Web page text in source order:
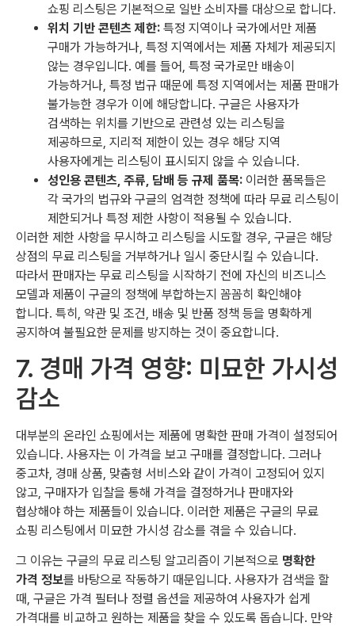
쇼핑 리스팅은 기본적으로 일반 소비자를 대상으로 합니다.
위치 기반 콘텐츠 제한: 특정 지역이나 국가에서만 제품
구매가 가능하거나, 특정 지역에서는 제품 자체가 제공되지
않는 경우입니다. 예를 들어, 특정 국가로만 배송이
가능하거나, 특정 법규 때문에 특정 지역에서는 제품 판매가
불가능한 경우가 이에 해당합니다. 구글은 사용자가
검색하는 위치를 기반으로 관련성 있는 리스팅을
제공하므로, 지리적 제한이 있는 경우 해당 지역
사용자에게는 리스팅이 표시되지 않을 수 있습니다.
성인용 콘텐츠, 주류, 담배 등 규제 품목: 이러한 품목들은
각 국가의 법규와 구글의 엄격한 정책에 따라 무료 리스팅이
제한되거나 특정 제한 사항이 적용될 수 있습니다.
이러한 제한 사항을 무시하고 리스팅을 시도할 경우, 구글은 해당
상점의 무료 리스팅을 거부하거나 일시 중단시킬 수 있습니다.
따라서 판매자는 무료 리스팅을 시작하기 전에 자신의 비즈니스
모델과 제품이 구글의 정책에 부합하는지 꼼꼼히 확인해야
합니다. 특히, 약관 및 조건, 배송 및 반품 정책 등을 명확하게
공지하여 불필요한 문제를 방지하는 것이 중요합니다.
7. 경매 가격 영향: 미묘한 가시성
감소
대부분의 온라인 쇼핑에서는 제품에 명확한 판매 가격이 설정되어
있습니다. 사용자는 이 가격을 보고 구매를 결정합니다. 그러나
중고차, 경매 상품, 맞춤형 서비스와 같이 가격이 고정되어 있지
않고, 구매자가 입찰을 통해 가격을 결정하거나 판매자와
협상해야 하는 제품들이 있습니다. 이러한 제품은 구글의 무료
쇼핑 리스팅에서 미묘한 가시성 감소를 겪을 수 있습니다.
그 이유는 구글의 무료 리스팅 알고리즘이 기본적으로 명확한
가격 정보를 바탕으로 작동하기 때문입니다. 사용자가 검색을 할
때, 구글은 가격 필터나 정렬 옵션을 제공하여 사용자가 쉽게
가격대를 비교하고 원하는 제품을 찾을 수 있도록 돕습니다. 만약